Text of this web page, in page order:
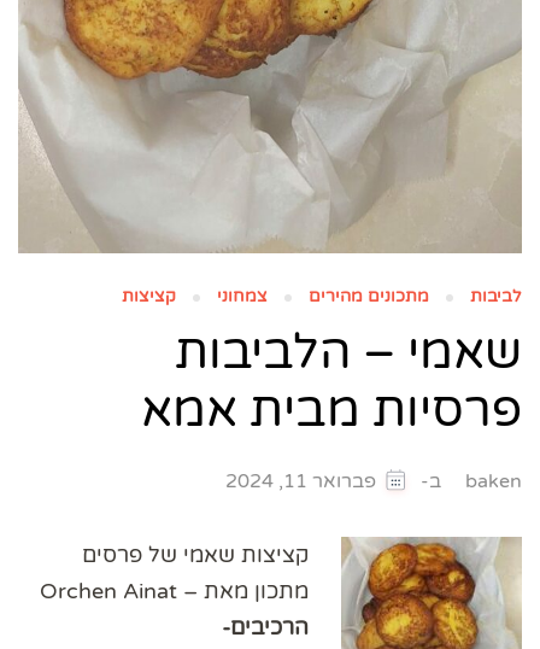
לביבות מתכונים מהירים צמחוני קציצות
שאמי – הלביבות
פרסיות מבית אמא
baken ב- פברואר 11, 2024
קציצות שאמי של פרסים
מתכון מאת – Orchen Ainat
הרכיבים-